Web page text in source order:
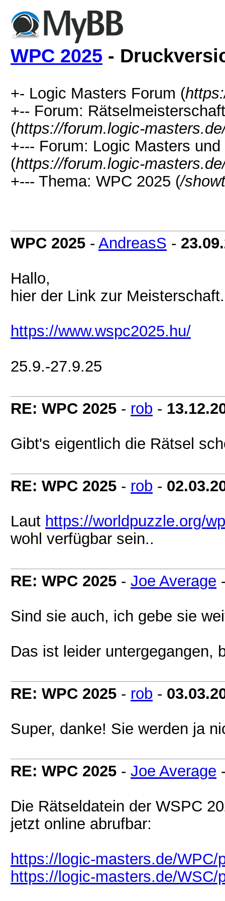
WPC 2025 -
+- Logic Masters Forum (
+-- Forum:
(https://forum.logic-
+--- Forum: Logic Masters
(https://forum.logic-
+--- Thema: WPC 2025 (/
WPC 2025 - AndreasS -
Hallo,
hier der Link zur Meisterschaft.
https://www.wspc2025.hu/
25.9.-27.9.25
RE: WPC 2025 - rob -
Gibt's eigentlich die Rätsel
RE: WPC 2025 - rob -
Laut https://worldpuzzle.org/
wohl verfügbar sein..
RE: WPC 2025 - Joe Average
Sind sie auch, ich gebe sie
Das ist leider untergegangen,
RE: WPC 2025 - rob -
Super, danke! Sie werden ja
RE: WPC 2025 - Joe Average
Die Rätseldatein der WSPC
jetzt online abrufbar:
https://logic-masters.de/WPC/
https://logic-masters.de/WSC/